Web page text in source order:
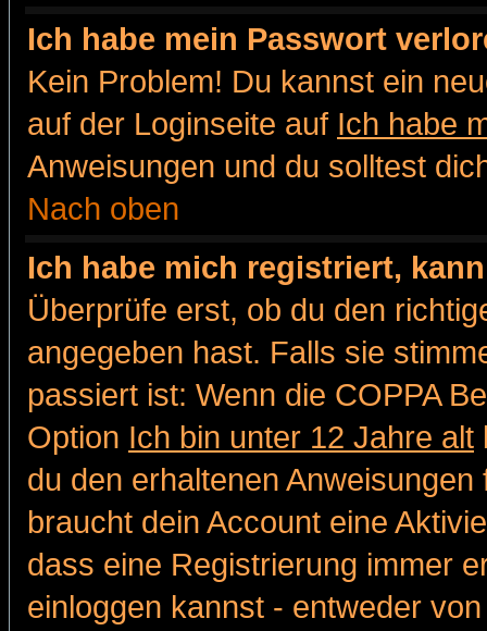
Ich habe mein Passwort
Kein Problem! Du kannst ein
auf der Loginseite auf Ich habe
Anweisungen und du solltest
Nach oben
Ich habe mich registriert,
Überprüfe erst, ob du den
angegeben hast. Falls sie
passiert ist: Wenn die COPPA
Option Ich bin unter 12 Jahre alt
du den erhaltenen
braucht dein Account eine
dass eine Registrierung immer
einloggen kannst - entweder